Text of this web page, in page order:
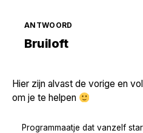
ANTWOORD
Bruiloft
Hier zijn alvast de vorige en
om je te helpen
Programmaatje dat vanzelf